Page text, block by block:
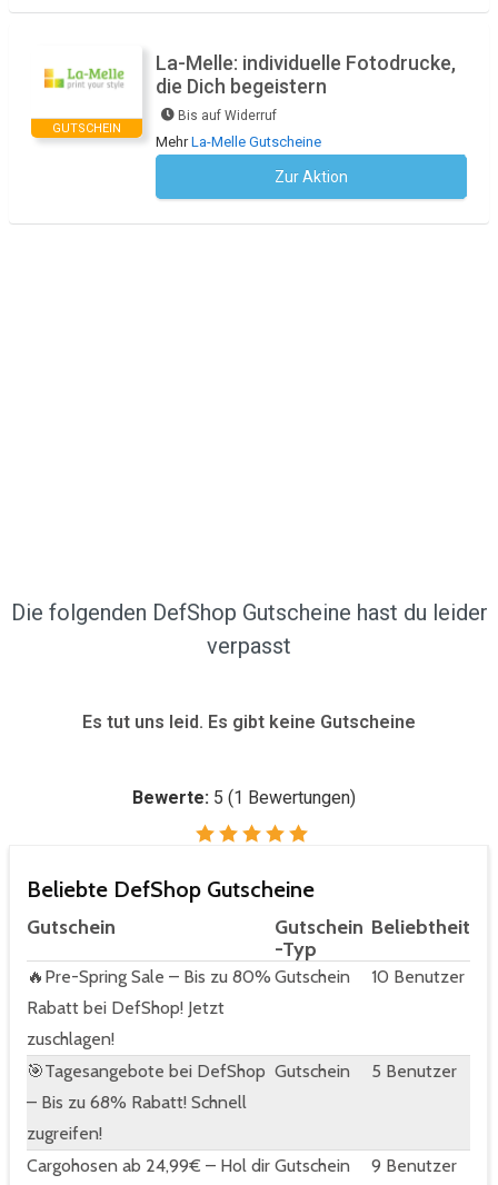
GUTSCHEIN
La-Melle: individuelle Fotodrucke,
die Dich begeistern
Bis auf Widerruf
MehrLa-Melle Gutscheine
Zur Aktion
Die folgenden DefShop Gutscheine hast du leider
verpasst
Es tut uns leid. Es gibt keine Gutscheine
Bewerte: 5 (1 Bewertungen)
Beliebte DefShop Gutscheine
Gutschein
Gutschein
-Typ
Beliebtheit
🔥Pre-Spring Sale – Bis zu 80%
Rabatt bei DefShop! Jetzt
zuschlagen!
Gutschein 10 Benutzer
🎯Tagesangebote bei DefShop
– Bis zu 68% Rabatt! Schnell
zugreifen!
Gutschein 5 Benutzer
Cargohosen ab 24,99€ – Hol dir Gutschein 9 Benutzer